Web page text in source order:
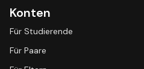
Konten
Für Studierende
Für Paare